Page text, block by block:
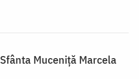
Sfânta Muceniță Marcela